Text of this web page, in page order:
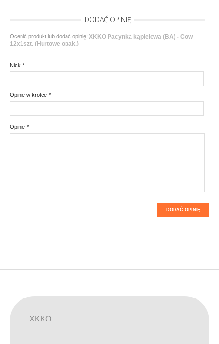
DODAĆ OPINIĘ
Ocenić produkt lub dodać opinię: XKKO Pacynka kąpielowa (BA) - Cow
12x1szt. (Hurtowe opak.)
*
Nick
*
Opinie w krotce
*
Opinie
DODAĆ OPINIĘ
XKKO